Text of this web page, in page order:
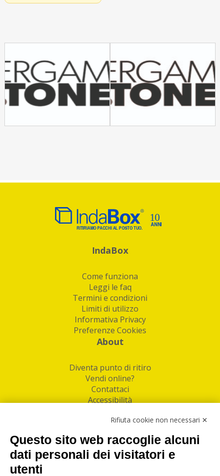
IndaBox
Come funziona
Leggi le faq
Termini e condizioni
Limiti di utilizzo
Informativa Privacy
Preferenze Cookies
About
Diventa punto di ritiro
Vendi online?
Contattaci
Accessibilità
Facebook
Linkedin
Rifiuta cookie non necessari ✕
Questo sito web raccoglie alcuni
dati personali dei visitatori e
utenti